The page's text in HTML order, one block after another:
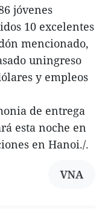
jóvenes
10 excelentes
mencionado,
uningreso
y empleos
de entrega
esta noche en
en Hanoi./.
VNA